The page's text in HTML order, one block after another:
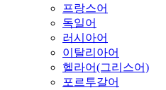
프랑스어
독일어
러시아어
이탈리아어
헬라어(그리스어)
포르투갈어